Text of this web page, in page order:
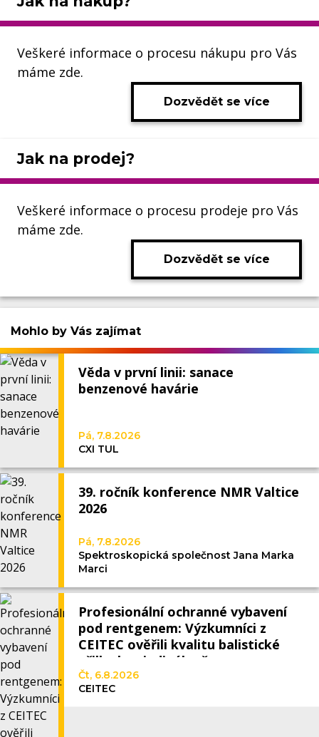
Veškeré informace o procesu nákupu pro Vás
máme zde.
Dozvědět se více
Jak na prodej?
Veškeré informace o procesu prodeje pro Vás
máme zde.
Dozvědět se více
Mohlo by Vás zajímat
Věda v první linii: sanace
benzenové havárie
Pá, 7.8.2026
CXI TUL
39. ročník konference NMR Valtice
2026
Pá, 7.8.2026
Spektroskopická společnost Jana Marka
Marci
Profesionální ochranné vybavení
pod rentgenem: Výzkumníci z
CEITEC ověřili kvalitu balistické
přilby bez jediného řezu
Čt, 6.8.2026
CEITEC